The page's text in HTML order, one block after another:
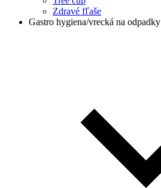
Zdravé fľaše
Gastro hygiena/vrecká na odpadky